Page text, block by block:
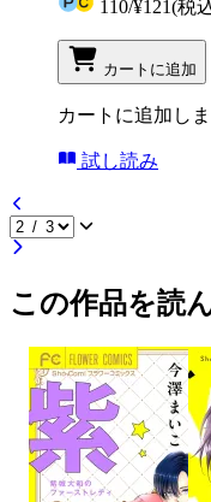
110/¥121(税
カートに追加
カートに追加し
試し読み
この作品を読